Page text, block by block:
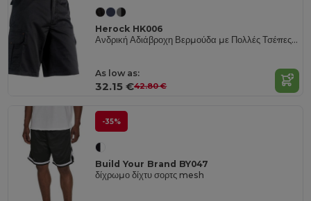
Herock HK006
Ανδρική Αδιάβροχη Βερμούδα με Πολλές Τσέπες Herock
As low as:
32.15 €42.80 €
-35%
Build Your Brand BY047
δίχρωμο δίχτυ σορτς mesh